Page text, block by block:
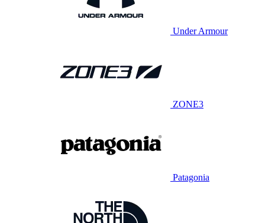
Under Armour
ZONE3
Patagonia